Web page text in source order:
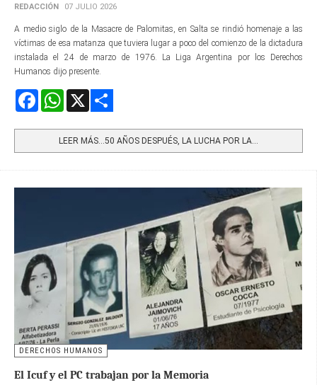
REDACCIÓN 07 JULIO 2026
A medio siglo de la Masacre de Palomitas, en Salta se rindió homenaje a las
víctimas de esa matanza que tuviera lugar a poco del comienzo de la dictadura
instalada el 24 de marzo de 1976. La Liga Argentina por los Derechos
Humanos dijo presente.
FacebookWhatsApp
LEER MÁS…50 AÑOS DESPUÉS, LA LUCHA POR LA...
DERECHOS HUMANOS
El Icuf y el PC trabajan por la Memoria